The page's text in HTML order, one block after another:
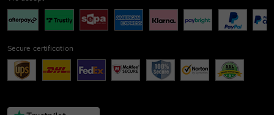
Secure certification